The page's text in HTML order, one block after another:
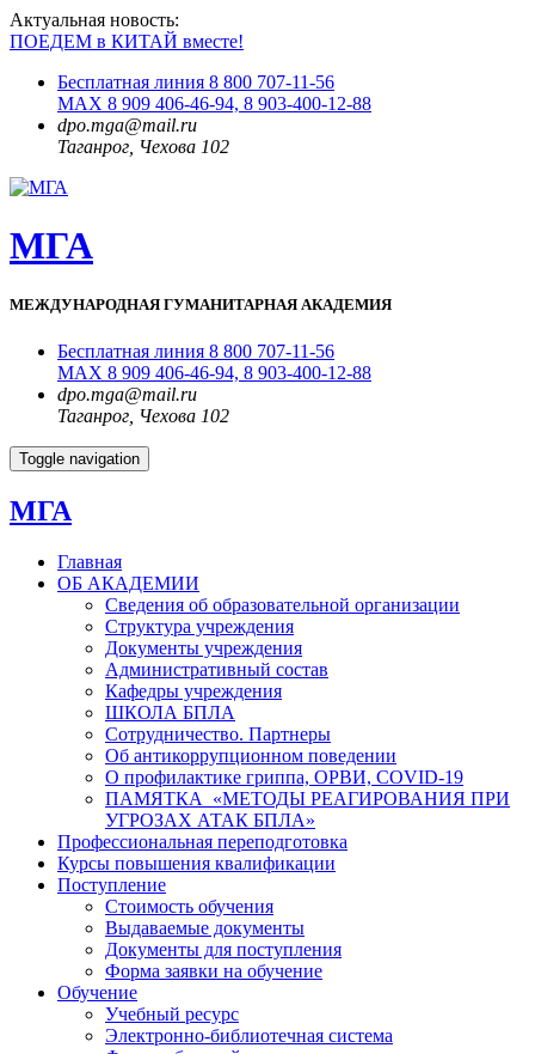
Актуальная новость:
ПОЕДЕМ в КИТАЙ вместе!
Бесплатная линия 8 800 707-11-56
MAX 8 909 406-46-94, 8 903-400-12-88
dpo.mga@mail.ru
Таганрог, Чехова 102
МГА
МЕЖДУНАРОДНАЯ ГУМАНИТАРНАЯ АКАДЕМИЯ
Бесплатная линия 8 800 707-11-56
MAX 8 909 406-46-94, 8 903-400-12-88
dpo.mga@mail.ru
Таганрог, Чехова 102
Toggle navigation
МГА
Главная
ОБ АКАДЕМИИ
Сведения об образовательной организации
Структура учреждения
Документы учреждения
Административный состав
Кафедры учреждения
ШКОЛА БПЛА
Сотрудничество. Партнеры
Об антикоррупционном поведении
О профилактике гриппа, ОРВИ, COVID-19
ПАМЯТКА «МЕТОДЫ РЕАГИРОВАНИЯ ПРИ
УГРОЗАХ АТАК БПЛА»
Профессиональная переподготовка
Курсы повышения квалификации
Поступление
Стоимость обучения
Выдаваемые документы
Документы для поступления
Форма заявки на обучение
Обучение
Учебный ресурс
Электронно-библиотечная система